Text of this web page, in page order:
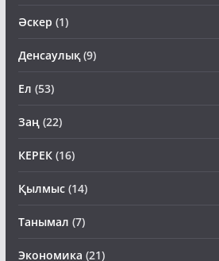
Әскер (1)
Денсаулық(9)
Ел (53)
Заң(22)
КЕРЕК(16)
Қылмыс(14)
Танымал (7)
Экономика (21)